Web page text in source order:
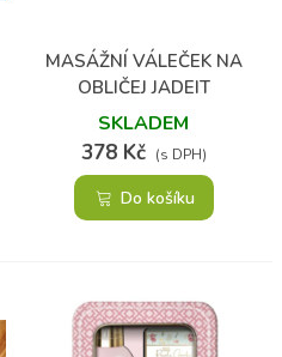
MASÁŽNÍ VÁLEČEK NA
OBLIČEJ JADEIT
SKLADEM
378 Kč (s DPH)
Do košíku